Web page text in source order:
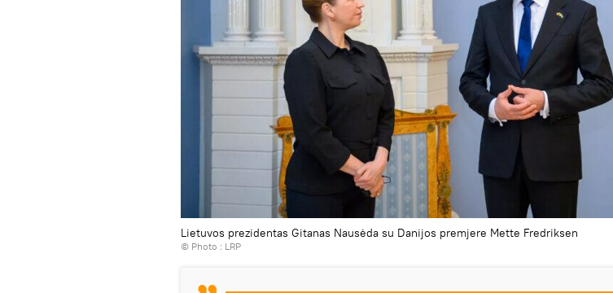
Lietuvos prezidentas Gitanas Nausėda su Danijos premjere Mette Fredriksen
© Photo : LRP